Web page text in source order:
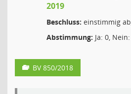
2019
Beschluss: einstimmig
Abstimmung: Ja: 0,
BV 850/2018